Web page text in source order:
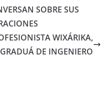
gr
a
m
p
ar
tir
SOBRE SUS
WIXÁRIKA,
DE INGENIERO